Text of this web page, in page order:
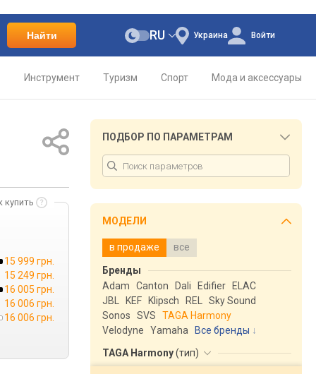
Найти Украина
RU Войти
Инструмент Туризм Спорт Мода и аксессуары
купить
15 999 грн.
15 249 грн.
16 005 грн.
16 006 грн.
16 006 грн.
ПОДБОР ПО ПАРАМЕТРАМ
МОДЕЛИ
в продаже все
Бренды
Adam
Canton Dali Edifier
ELAC
JBL
KEF Klipsch REL
Sky Sound
Sonos
SVS
TAGA Harmony
Velodyne
Yamaha
Все бренды
TAGA Harmony(тип)